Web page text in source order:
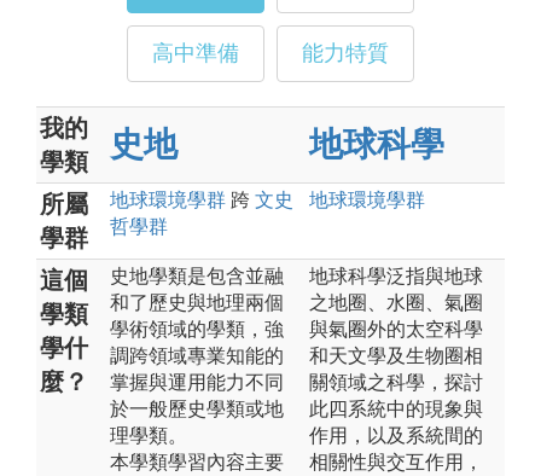
高中準備 能力特質
我的
學類
史地 地球科學
所屬
學群
地球環境學群 跨 文史
哲學群
地球環境學群
這個
學類
學什
麼？
史地學類是包含並融
和了歷史與地理兩個
學術領域的學類，強
調跨領域專業知能的
掌握與運用能力不同
於一般歷史學類或地
理學類。
本學類學習內容主要
地球科學泛指與地球
之地圈、水圈、氣圈
與氣圈外的太空科學
和天文學及生物圈相
關領域之科學，探討
此四系統中的現象與
作用，以及系統間的
相關性與交互作用，